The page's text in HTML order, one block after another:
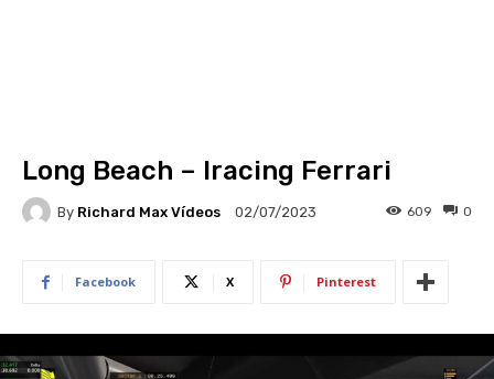
Long Beach – Iracing Ferrari
By Richard Max Vídeos 02/07/2023 0
609
Facebook X Pinterest